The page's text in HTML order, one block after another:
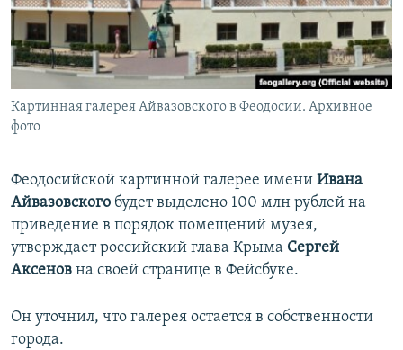
ПОБЕДИТЕЛЕЙ НЕ СУДЯТ?
КРЫМ.НЕПОКОРЕННЫЙ
УКРАИНСКАЯ ПРОБЛЕМА КРЫМА
ПРИСОЕДИНЯЙТЕСЬ!
Картинная галерея Айвазовского в Феодосии. Архивное
фото
Феодосийской картинной галерее имени Ивана
Айвазовского будет выделено 100 млн рублей на
приведение в порядок помещений музея,
утверждает российский глава Крыма Сергей
Аксенов на своей странице в Фейсбуке.
Он уточнил, что галерея остается в собственности
города.